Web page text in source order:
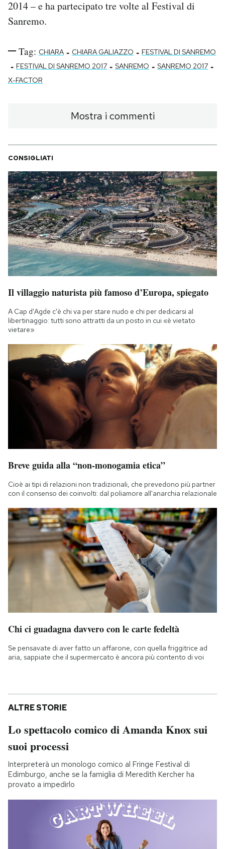
2014 – e ha partecipato tre volte al Festival di
Sanremo.
Tag: CHIARA - CHIARA GALIAZZO - FESTIVAL DI SANREMO
- FESTIVAL DI SANREMO 2017 - SANREMO - SANREMO 2017 -
X-FACTOR
Mostra i commenti
CONSIGLIATI
Il villaggio naturista più famoso d’Europa, spiegato
A Cap d'Agde c'è chi va per stare nudo e chi per dedicarsi al
libertinaggio: tutti sono attratti da un posto in cui «è vietato
vietare»
Breve guida alla “non-monogamia etica”
Cioè ai tipi di relazioni non tradizionali, che prevedono più partner
con il consenso dei coinvolti: dal poliamore all'anarchia relazionale
Chi ci guadagna davvero con le carte fedeltà
Se pensavate di aver fatto un affarone, con quella friggitrice ad
aria, sappiate che il supermercato è ancora più contento di voi
ALTRE STORIE
Lo spettacolo comico di Amanda Knox sui
suoi processi
Interpreterà un monologo comico al Fringe Festival di
Edimburgo, anche se la famiglia di Meredith Kercher ha
provato a impedirlo